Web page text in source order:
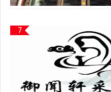
7